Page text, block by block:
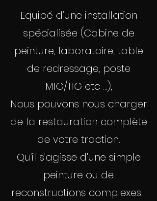
Equipé d’une installation
spécialisée (Cabine de
peinture, laboratoire, table
de redressage, poste
MIG/TIG etc ...),
Nous pouvons nous charger
de la restauration complète
de votre traction.
Qu'il s'agisse d'une simple
peinture ou de
reconstructions complexes.